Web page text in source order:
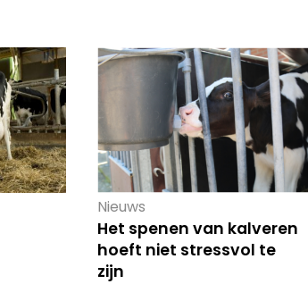
Nieuws
Het spenen van kalveren
hoeft niet stressvol te
zijn